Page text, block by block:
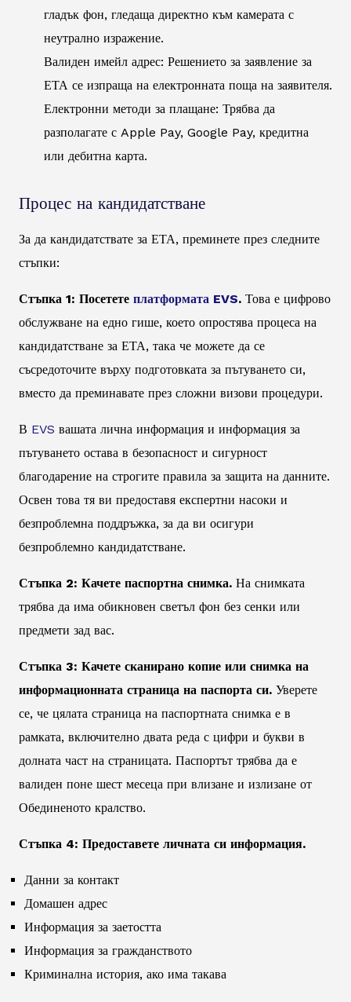
гладък фон, гледаща директно към камерата с
неутрално изражение.
Валиден имейл адрес: Решението за заявление за
ЕТА се изпраща на електронната поща на заявителя.
Електронни методи за плащане: Трябва да
разполагате с Apple Pay, Google Pay, кредитна
или дебитна карта.
Процес на кандидатстване
За да кандидатствате за ЕТА, преминете през следните
стъпки:
Стъпка 1: Посетете платформата EVS. Това е цифрово
обслужване на едно гише, което опростява процеса на
кандидатстване за ЕТА, така че можете да се
съсредоточите върху подготовката за пътуването си,
вместо да преминавате през сложни визови процедури.
В EVS вашата лична информация и информация за
пътуването остава в безопасност и сигурност
благодарение на строгите правила за защита на данните.
Освен това тя ви предоставя експертни насоки и
безпроблемна поддръжка, за да ви осигури
безпроблемно кандидатстване.
Стъпка 2: Качете паспортна снимка. На снимката
трябва да има обикновен светъл фон без сенки или
предмети зад вас.
Стъпка 3: Качете сканирано копие или снимка на
информационната страница на паспорта си. Уверете
се, че цялата страница на паспортната снимка е в
рамката, включително двата реда с цифри и букви в
долната част на страницата. Паспортът трябва да е
валиден поне шест месеца при влизане и излизане от
Обединеното кралство.
Стъпка 4: Предоставете личната си информация.
Данни за контакт
Домашен адрес
Информация за заетостта
Информация за гражданството
Криминална история, ако има такава